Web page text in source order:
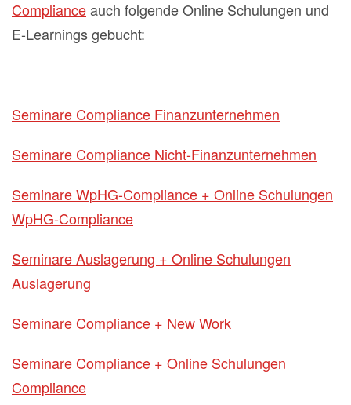
Complianceauch folgende Online Schulungen und
E-Learnings gebucht:
Seminare Compliance Finanzunternehmen
Seminare Compliance Nicht-Finanzunternehmen
Seminare WpHG-Compliance + Online Schulungen
WpHG-Compliance
Seminare Auslagerung + Online Schulungen
Auslagerung
Seminare Compliance + New Work
Seminare Compliance + Online Schulungen
Compliance